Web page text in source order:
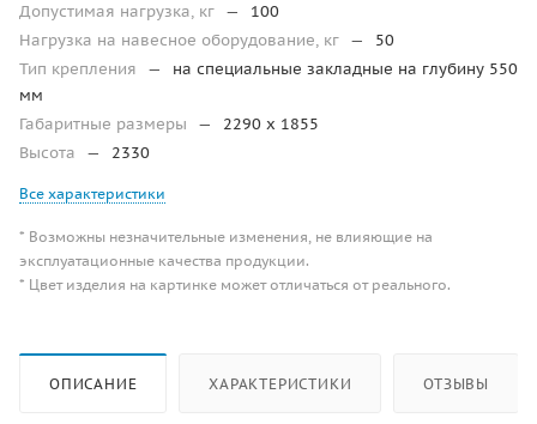
Допустимая нагрузка, кг —
100
Нагрузка на навесное оборудование, кг —
50
Тип крепления
—
на специальные закладные на глубину 550
мм
Габаритные размеры
—
2290 х 1855
Высота
— 2330
Все характеристики
* Возможны незначительные изменения, не влияющие на
эксплуатационные качества продукции.
* Цвет изделия на картинке может отличаться от реального.
ОПИСАНИЕ ХАРАКТЕРИСТИКИ ОТЗЫВЫ